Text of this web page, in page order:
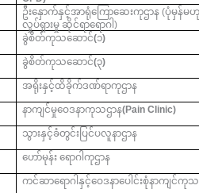
ဦးနှောက်နှင့်အာရုံကြောဆေးကုဌာန (ပုံမှန်
လှုပ်ရှားမှု ဆိုင်ရာရောဂါ)
ခွဲစိတ်ကုသဆောင်(၁)
ခွဲစိတ်ကုသဆောင်(၃)
အရိုးနှင့်ထိခိုက်ဒဏ်ရာကုဌာန
နာကျင်မှုဝေဒနာကုသဌာန(Pain Clinic)
သွားနှင့်ခံတွင်းပြင်ပလူနာဌာန
ဟော်မုန်း ရောဂါကုဌာန
ကင်ဆာရောဂါနှင့်ဝေဒနာပေါင်းစုံနာကျင်ကု